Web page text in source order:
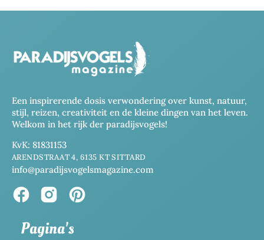
Een inspirerende dosis verwondering over kunst, natuur,
stijl, reizen, creativiteit en de kleine dingen van het leven.
Welkom in het rijk der paradijsvogels!
KvK: 81831153
ARENDSTRAAT 4, 6135 KT SITTARD
info@paradijsvogelsmagazine.com
Pagina's